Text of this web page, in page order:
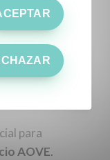
campaña,
pagos a 60 o
financiero
para
AOVE.